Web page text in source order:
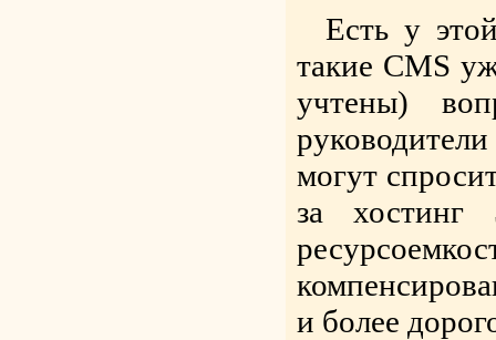
Есть у
такие CMS
учтены)
могут
за
и более